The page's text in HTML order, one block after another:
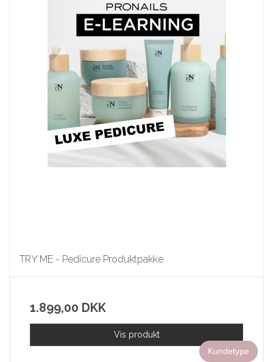
TRY ME - Pedicure Produktpakke
1.899,00 DKK
Vis produkt
Kundetype